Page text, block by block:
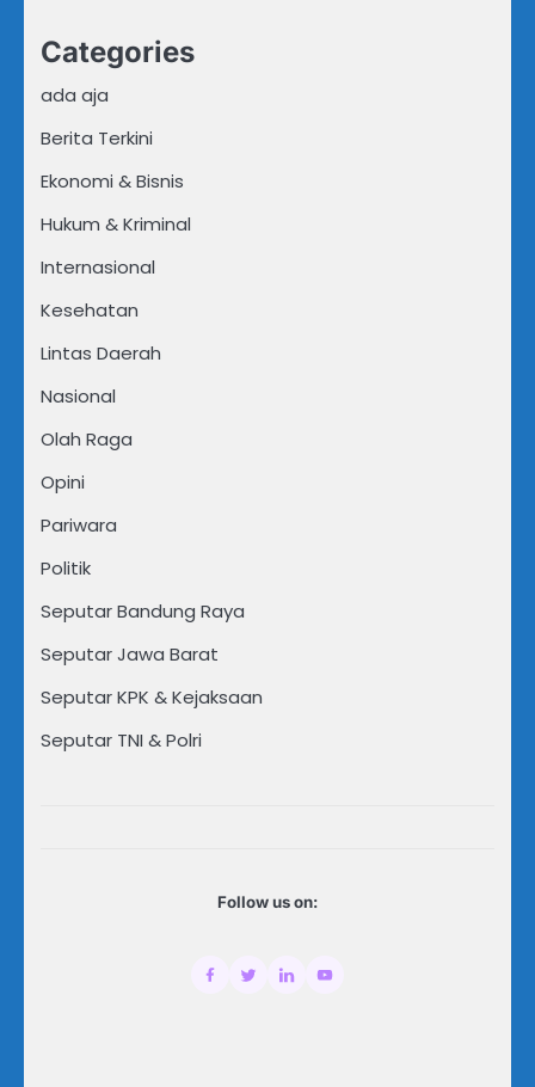
Categories
ada aja
Berita Terkini
Ekonomi & Bisnis
Hukum & Kriminal
Internasional
Kesehatan
Lintas Daerah
Nasional
Olah Raga
Opini
Pariwara
Politik
Seputar Bandung Raya
Seputar Jawa Barat
Seputar KPK & Kejaksaan
Seputar TNI & Polri
Follow us on: